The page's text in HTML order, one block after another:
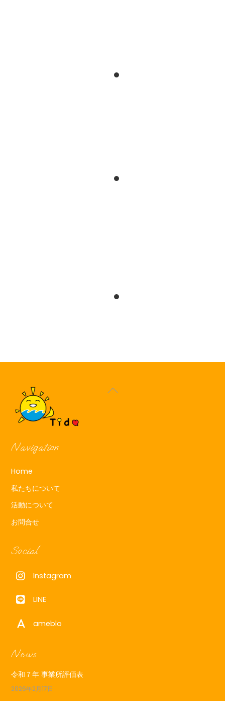
Back
Navigation
Home
私たちについて
活動について
お問合せ
Social
Instagram
LINE
ameblo
News
令和７年 事業所評価表
2026年2月17日